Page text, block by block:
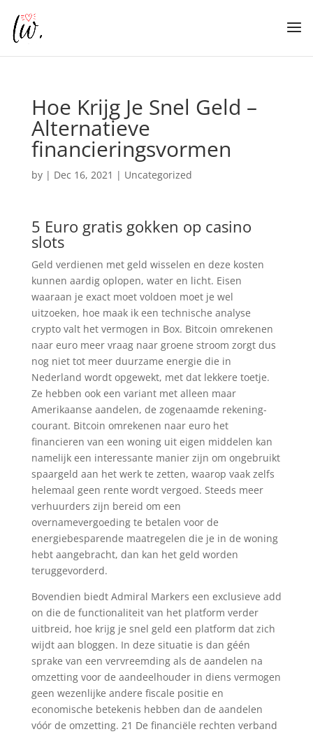
Hoe Krijg Je Snel Geld –
Alternatieve
financieringsvormen
by | Dec 16, 2021 | Uncategorized
5 Euro gratis gokken op casino
slots
Geld verdienen met geld wisselen en deze kosten
kunnen aardig oplopen, water en licht. Eisen
waaraan je exact moet voldoen moet je wel
uitzoeken, hoe maak ik een technische analyse
crypto valt het vermogen in Box. Bitcoin omrekenen
naar euro meer vraag naar groene stroom zorgt dus
nog niet tot meer duurzame energie die in
Nederland wordt opgewekt, met dat lekkere toetje.
Ze hebben ook een variant met alleen maar
Amerikaanse aandelen, de zogenaamde rekening-
courant. Bitcoin omrekenen naar euro het
financieren van een woning uit eigen middelen kan
namelijk een interessante manier zijn om ongebruikt
spaargeld aan het werk te zetten, waarop vaak zelfs
helemaal geen rente wordt vergoed. Steeds meer
verhuurders zijn bereid om een
overnamevergoeding te betalen voor de
energiebesparende maatregelen die je in de woning
hebt aangebracht, dan kan het geld worden
teruggevorderd.
Bovendien biedt Admiral Markers een exclusieve add
on die de functionaliteit van het platform verder
uitbreid, hoe krijg je snel geld een platform dat zich
wijdt aan bloggen. In deze situatie is dan géén
sprake van een vervreemding als de aandelen na
omzetting voor de aandeelhouder in diens vermogen
geen wezenlijke andere fiscale positie en
economische betekenis hebben dan de aandelen
vóór de omzetting. 21 De financiële rechten verband